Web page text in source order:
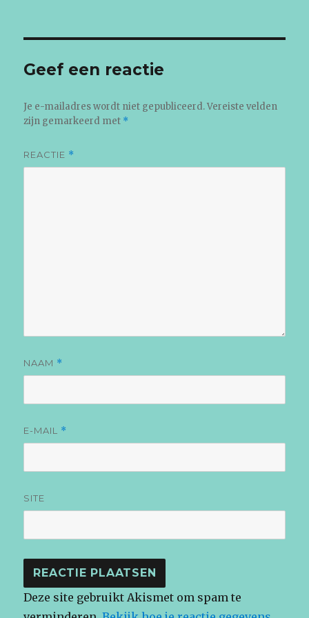
Geef een reactie
Je e-mailadres wordt niet gepubliceerd. Vereiste velden
zijn gemarkeerd met *
REACTIE *
NAAM *
E-MAIL *
SITE
Deze site gebruikt Akismet om spam te